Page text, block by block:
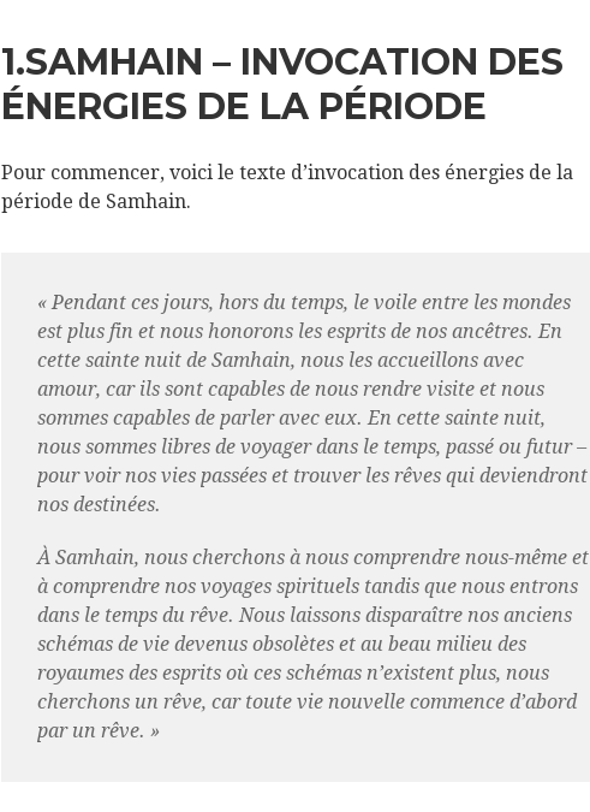
1.SAMHAIN – INVOCATION DES
ÉNERGIES DE LA PÉRIODE
Pour commencer, voici le texte d’invocation des énergies de la
période de Samhain.
« Pendant ces jours, hors du temps, le voile entre les mondes
est plus fin et nous honorons les esprits de nos ancêtres. En
cette sainte nuit de Samhain, nous les accueillons avec
amour, car ils sont capables de nous rendre visite et nous
sommes capables de parler avec eux. En cette sainte nuit,
nous sommes libres de voyager dans le temps, passé ou futur –
pour voir nos vies passées et trouver les rêves qui deviendront
nos destinées.
À Samhain, nous cherchons à nous comprendre nous-même et
à comprendre nos voyages spirituels tandis que nous entrons
dans le temps du rêve. Nous laissons disparaître nos anciens
schémas de vie devenus obsolètes et au beau milieu des
royaumes des esprits où ces schémas n’existent plus, nous
cherchons un rêve, car toute vie nouvelle commence d’abord
par un rêve. »